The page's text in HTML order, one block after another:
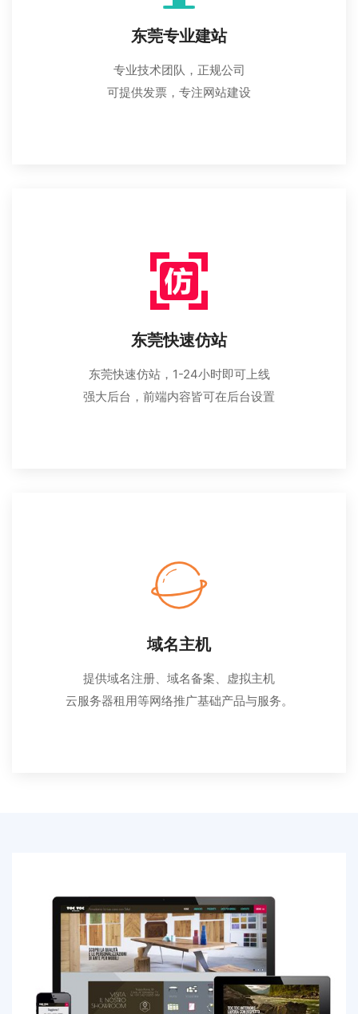
东莞专业建站
专业技术团队，正规公司
可提供发票，专注网站建设
东莞快速仿站
东莞快速仿站，1-24小时即可上线
强大后台，前端内容皆可在后台设置
域名主机
提供域名注册、域名备案、虚拟主机
云服务器租用等网络推广基础产品与服务。